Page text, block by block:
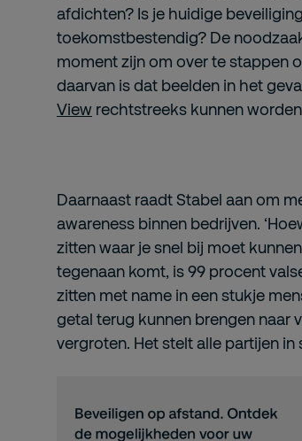
afdichten? Is je huidige
toekomstbestendig? De
moment zijn om over te stappen
daarvan is dat beelden in het
View rechtstreeks kunnen
Daarnaast raadt Stabel aan om
awareness binnen bedrijven.
zitten waar je snel bij moet
tegenaan komt, is 99 procent
zitten met name in een stukje
getal terug kunnen brengen naar
vergroten. Het stelt alle partijen in